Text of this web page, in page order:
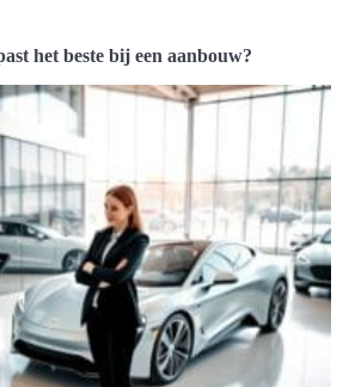
het beste bij een aanbouw?